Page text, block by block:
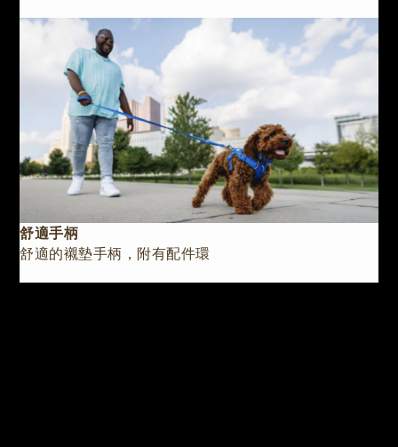
舒適手柄
舒適的襯墊手柄，附有配件環